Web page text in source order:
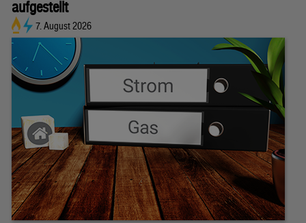
aufgestellt
7. August 2026